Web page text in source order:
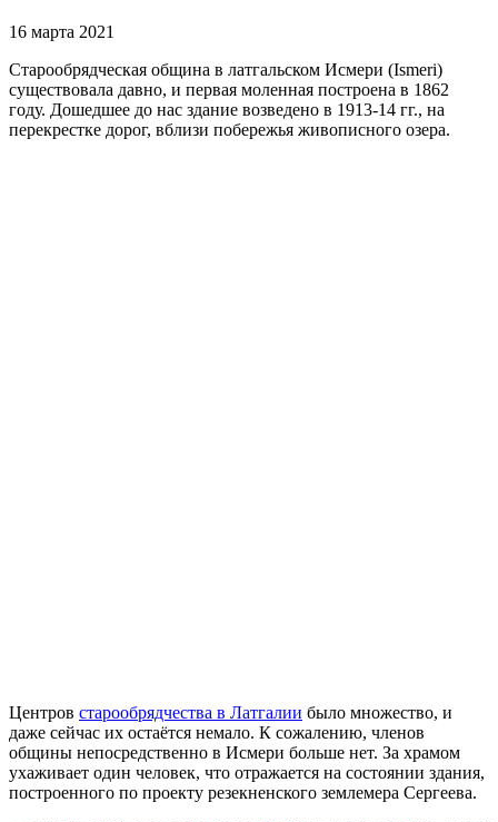
16 марта 2021
Старообрядческая община в латгальском Исмери (Ismeri)
существовала давно, и первая моленная построена в 1862
году. Дошедшее до нас здание возведено в 1913-14 гг., на
перекрестке дорог, вблизи побережья живописного озера.
Центров старообрядчества в Латгалии было множество, и
даже сейчас их остаётся немало. К сожалению, членов
общины непосредственно в Исмери больше нет. За храмом
ухаживает один человек, что отражается на состоянии здания,
построенного по проекту резекненского землемера Сергеева.